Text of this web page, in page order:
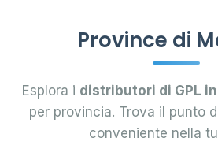
Province di
Esplora i distributori di GPL
per provincia. Trova il punto
conveniente nella